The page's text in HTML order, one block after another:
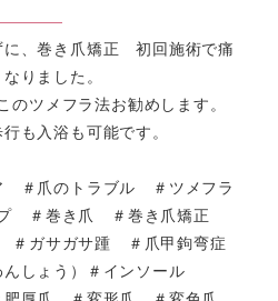
に、巻き爪矯正 初回施術で痛
りました。
ツメフラ法お勧めします。
も入浴も可能です。
＃爪のトラブル ＃ツメフラ
＃巻き爪 ＃巻き爪矯正
ガサガサ踵 ＃爪甲鉤弯症
んしょう）＃インソール